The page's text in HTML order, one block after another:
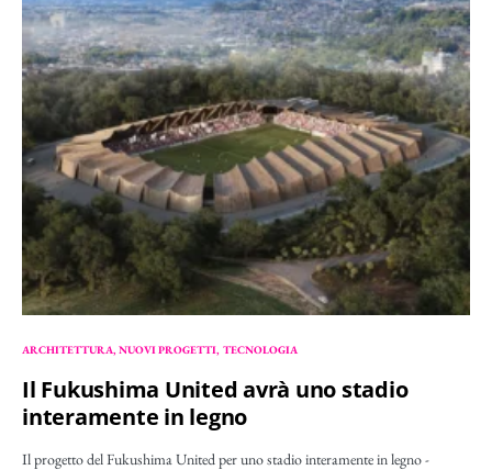
ARCHITETTURA NUOVI PROGETTI TECNOLOGIA
Il Fukushima United avrà uno stadio
interamente in legno
Il progetto del Fukushima United per uno stadio interamente in legno -